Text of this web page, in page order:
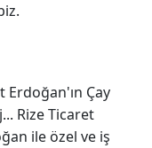
Erdoğan'ın Çay
Rize Ticaret
ile özel ve iş